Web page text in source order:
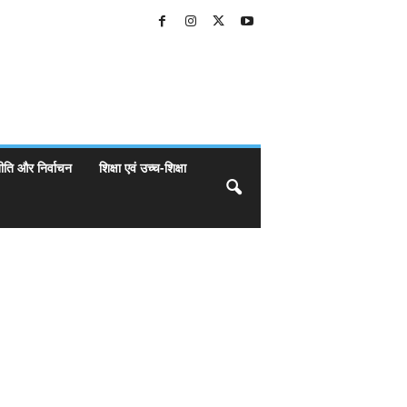
और निर्वाचन शिक्षा एवं उच्च-शिक्षा